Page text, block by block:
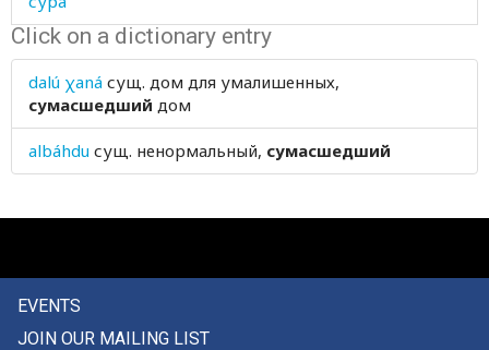
сустав
сутки
сухожилие
Click on a dictionary entry
dalú χaná сущ. дом для умалишенных,
сумасшедший дом
albáhdu сущ. ненормальный, сумасшедший
EVENTS
JOIN OUR MAILING LIST